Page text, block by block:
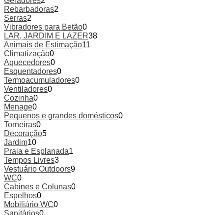
Rebarbadoras2
Serras2
Vibradores para Betão0
LAR, JARDIM E LAZER38
Animais de Estimação11
Climatização0
Aquecedores0
Esquentadores0
Termoacumuladores0
Ventiladores0
Cozinha0
Menage0
Pequenos e grandes domésticos0
Torneiras0
Decoração5
Jardim10
Praia e Esplanada1
Tempos Livres3
Vestuário Outdoors9
WC0
Cabines e Colunas0
Espelhos0
Mobiliário WC0
Sanitários0